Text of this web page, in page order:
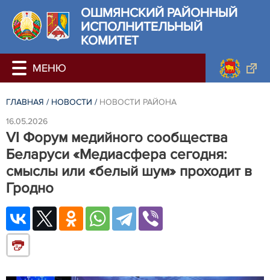
ОШМЯНСКИЙ РАЙОННЫЙ
ИСПОЛНИТЕЛЬНЫЙ
КОМИТЕТ
ГЛАВНАЯ / НОВОСТИ / НОВОСТИ РАЙОНА
16.05.2026
VI Форум медийного сообщества
Беларуси «Медиасфера сегодня:
смыслы или «белый шум» проходит в
Гродно